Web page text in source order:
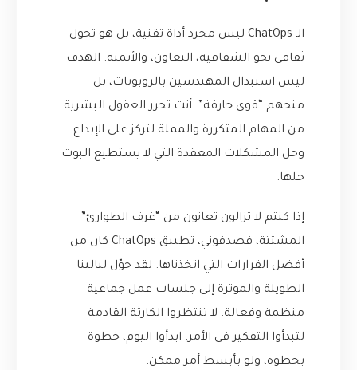
الـ ChatOps ليس مجرد أداة تقنية، بل هو تحول
ثقافي نحو الشفافية، التعاون، والأتمتة. الهدف
ليس استبدال المهندسين بالروبوتات، بل
منحهم “قوى خارقة”. أنت تحرر العقول البشرية
من المهام المتكررة والمملة لتركز على الإبداع
وحل المشكلات المعقدة التي لا يستطيع البوت
حلها.
إذا كنتم لا تزالون تعانون من “غرف الطوارئ”
المشتتة، فصدقوني، تطبيق ChatOps كان من
أفضل القرارات التي اتخذناها. لقد حوّل ليالينا
الطويلة والموترة إلى جلسات عمل جماعية
منظمة وفعالة. لا تنتظروا الكارثة القادمة
لتبدأوا التفكير في الأمر. ابدأوا اليوم، خطوة
بخطوة، ولو بأبسط أمر ممكن.